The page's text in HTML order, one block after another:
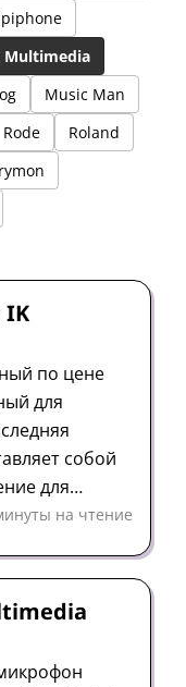
Multimedia
Music Man
Rode
Roland
IK
по цене
для
собой
для
для
на чтение